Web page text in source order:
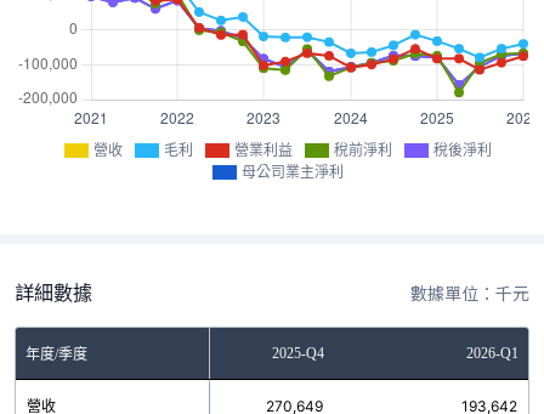
營收 毛利 營業利益 稅前淨利
稅後淨利
母公司業主淨利
詳細數據 數據單位：千元
年度/季度2025-Q3 2025-Q4 2026-Q1
營收 270,649 193,642